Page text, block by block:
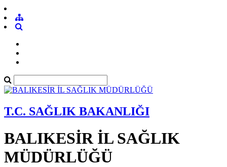
T.C. SAĞLIK BAKANLIĞI
BALIKESİR İL SAĞLIK
MÜDÜRLÜĞÜ